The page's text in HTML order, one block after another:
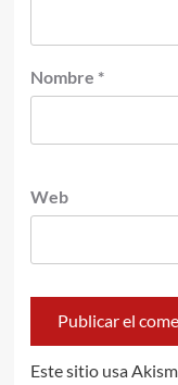
Nombre *
Web
Este sitio usa